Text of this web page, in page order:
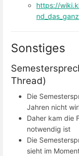
https://
Sonstiges
Thread)
Die
Jahren nicht
Daher kam die
notwendig ist
Die
sieht im